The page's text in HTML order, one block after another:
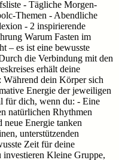
- Tägliche Morgen-
Themen - Abendliche
- 2 inspirierende
Warum Fasten im
– es ist eine bewusste
die Verbindung mit den
erhält deine
Während dein Körper sich
Energie der jeweiligen
für dich, wenn du: - Eine
natürlichen Rhythmen
Energie tanken
unterstützenden
Zeit für deine
Kleine Gruppe,